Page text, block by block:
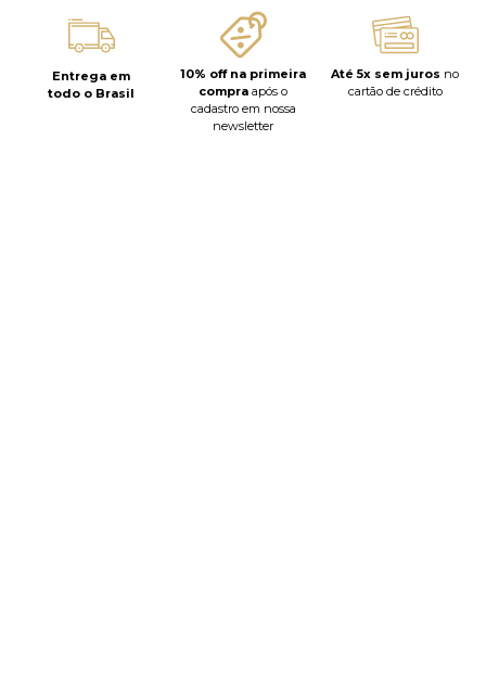
Entrega em
todo o Brasil
10% off na primeira
compra após o
cadastro em nossa
newsletter
Até 5x sem juros no
cartão de crédito